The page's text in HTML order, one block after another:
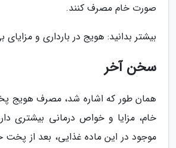
صورت خام مصرف کنند.
بیشتر بدانید: هویج در بارداری و
سخن آخر
همان طور که اشاره شد، مصرف هویج
خام، مزایا و خواص درمانی بیشتری
موجود در این ماده غذایی، بعد از